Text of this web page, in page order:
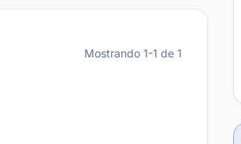
Mostrando 1-1 de 1